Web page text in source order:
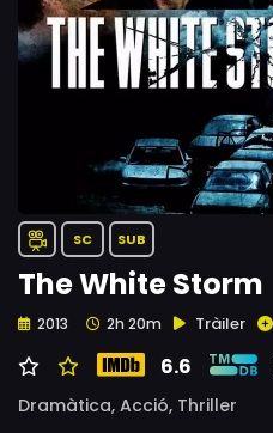
SC SUB
The White Storm
2013 2h 20m Tràiler
6.6
Dramàtica, Acció, Thriller